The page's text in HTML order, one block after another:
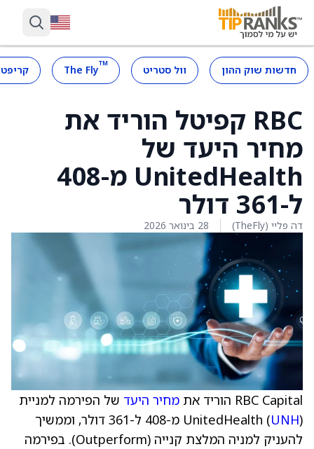
חדשות שוק ההון וול סטריט ™
The Fly
RBC קפיטל הוריד את
מחיר היעד של
UnitedHealth מ-408
ל-361 דולר
דה פליי (TheFly) 28 בינואר 2026
RBC Capital הוריד את מחיר היעד של הפירמה למניית
UnitedHealth (UNH
) מ-408 ל-361 דולר, וממשיך
להעניק למניה המלצת קנייה (Outperform). בפירמה